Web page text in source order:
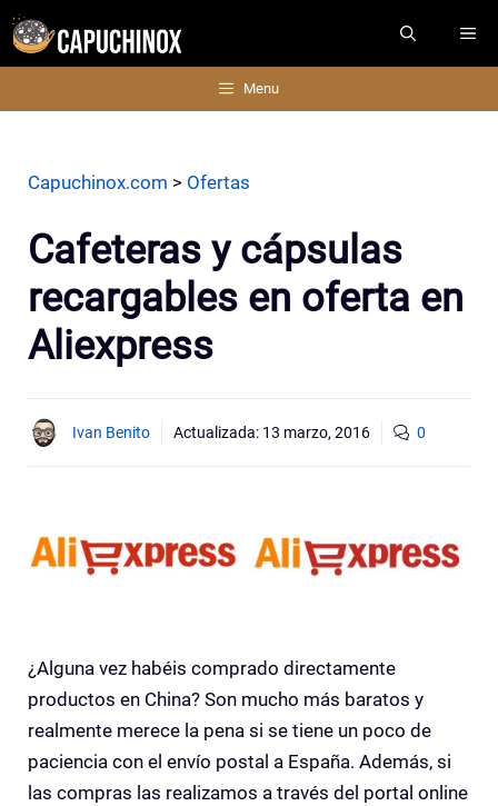
Saltar
Menu
Capuchinox.com > Ofertas
Cafeteras y cápsulas
recargables en oferta en
Aliexpress
Ivan Benito Actualizada: 13 marzo, 2016 0
¿Alguna vez habéis comprado directamente
productos en China? Son mucho más baratos y
realmente merece la pena si se tiene un poco de
paciencia con el envío postal a España. Además, si
las compras las realizamos a través del portal online